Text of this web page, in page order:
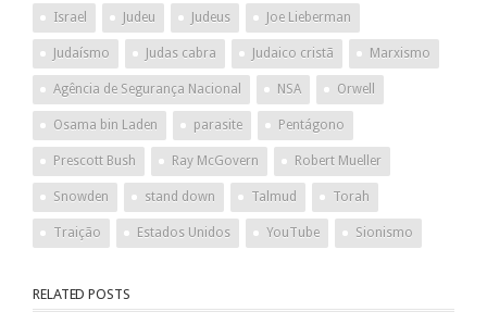
Israel Judeu Judeus Joe Lieberman
Judaísmo Judas cabra Judaico cristã Marxismo
Agência de Segurança Nacional NSA Orwell
Osama bin Laden parasite Pentágono
Prescott Bush Ray McGovern Robert Mueller
Snowden stand down Talmud Torah
Traição Estados Unidos YouTube Sionismo
RELATED POSTS